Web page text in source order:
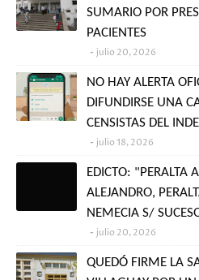
SUMARIO POR
PACIENTES
julio 20, 2026
NO HAY ALERTA
DIFUNDIRSE UNA
CENSISTAS DEL
julio 18, 2026
EDICTO: "PERALTA
ALEJANDRO,
NEMECIA S/
julio 20, 2026
QUEDÓ FIRME LA